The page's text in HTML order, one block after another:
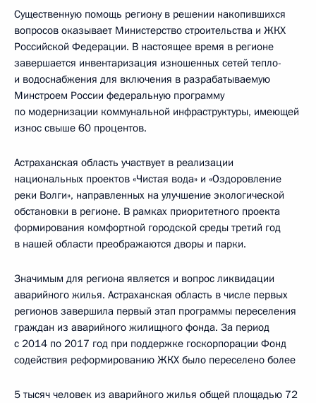
Существенную помощь региону в решении накопившихся
вопросов оказывает Министерство строительства и ЖКХ
Российской Федерации. В настоящее время в регионе
завершается инвентаризация изношенных сетей тепло-
и водоснабжения для включения в разрабатываемую
Минстроем России федеральную программу
по модернизации коммунальной инфраструктуры, имеющей
износ свыше 60 процентов.
Астраханская область участвует в реализации
национальных проектов «Чистая вода» и «Оздоровление
реки Волги», направленных на улучшение экологической
обстановки в регионе. В рамках приоритетного проекта
формирования комфортной городской среды третий год
в нашей области преображаются дворы и парки.
Значимым для региона является и вопрос ликвидации
аварийного жилья. Астраханская область в числе первых
регионов завершила первый этап программы переселения
граждан из аварийного жилищного фонда. За период
с 2014 по 2017 год при поддержке госкорпорации Фонд
содействия реформированию ЖКХ было переселено более
5 тысяч человек из аварийного жилья общей площадью 72